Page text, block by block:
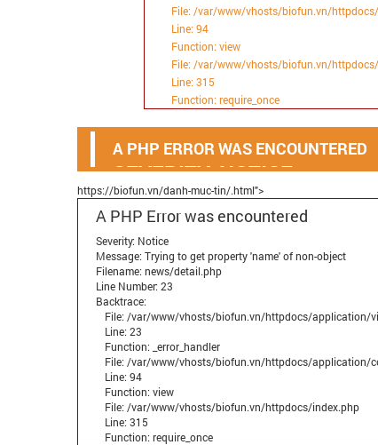
File: /var/www/vhosts/biofun.vn/
Line: 94
Function: view
File: /var/www/vhosts/biofun.vn/
Line: 315
Function: require_once
A PHP ERROR WAS ENCOUNTERED
SEVERITY: NOTICE
MESSAGE: TRYING TO
FILENAME: NEWS/
LINE NUMBER: 23
BACKTRACE:
FILE:
/VAR/WWW/VHOSTS/
LINE: 23
FUNCTION:
FILE:
/VAR/WWW/VHOSTS/
LINE: 94
FUNCTION: VIEW
FILE: /VAR/WWW/
LINE: 315
FUNCTION: REQUIRE_ONCE
https://biofun.vn/danh-muc-tin/.html">
A PHP Error was encountered
Severity: Notice
Message: Trying to get property 'name' of non-object
Filename: news/detail.php
Line Number: 23
Backtrace:
File: /var/www/vhosts/biofun.vn/httpdocs/application/
Line: 23
Function: _error_handler
File: /var/www/vhosts/biofun.vn/httpdocs/application/
Line: 94
Function: view
File: /var/www/vhosts/biofun.vn/httpdocs/index.php
Line: 315
Function: require_once